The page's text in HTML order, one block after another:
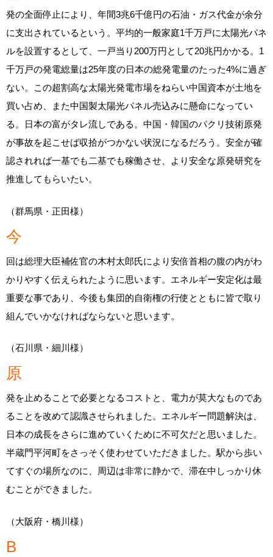
発の全面停止により、年間3兆6千億円の石油・ガス代金が余分
に支出されているという。平均的一般家庭1千万戸に太陽光パネ
ルを設置するとして、一戸当り200万円として20兆円かかる。1
千万戸の発電総量は25年度の日本の総発電量のたった4%に過ぎ
ない。この超割高な太陽光発電市場をねらい中国資本が土地を
買い占め、また中国製太陽光パネル売込みに懸命になってい
る。日本の富がタレ流しである。中国・韓国のパクリ技術原発
が事故を起こせば収拾がつかない状況になるだろう。安全が確
認されれば一基でも二基でも稼働させ、より安全な原発研究を
推進してもらいたい。
（群馬県・正田様）
今
回は総理大臣補佐官の木村太郎氏により安倍首相の腹の内がわ
かりやすく伝えられたように思います。エネルギー安定化は最
重要な事であり、今後も集団的自衛権の行使とともに皆で取り
組んでいかなければならないと思います。
（石川県・細川様）
原
発を止めることで必要となるコストと、電力が莫大なものであ
ることを改めて認識させられました。エネルギー問題解決は、
日本の成長をさらに進めていくために不可欠だと思いました。
半蔵門平河町をさっそく使わせていただきました。駅から歩い
てすぐの場所なのに、周辺は非常に静かで、滞在中しっかり休
むことができました。
（大阪府・橋川様）
B